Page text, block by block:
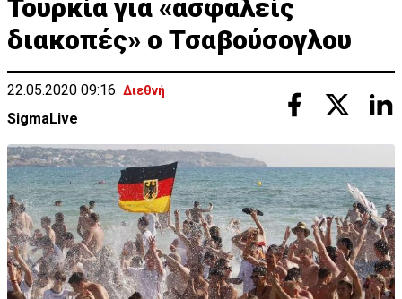
Τουρκία για «ασφαλείς
διακοπές» ο Τσαβούσογλου
22.05.2020 09:16 Διεθνή
SigmaLive